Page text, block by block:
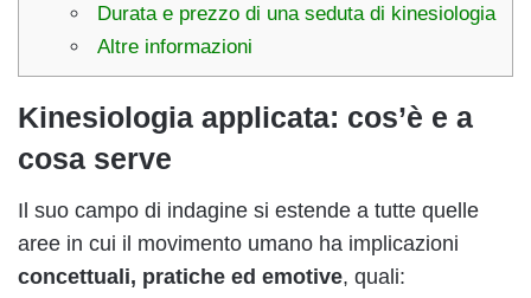
Durata e prezzo di una seduta di kinesiologia
Altre informazioni
Kinesiologia applicata: cos’è e a
cosa serve
Il suo campo di indagine si estende a tutte quelle
aree in cui il movimento umano ha implicazioni
concettuali, pratiche ed emotive, quali: